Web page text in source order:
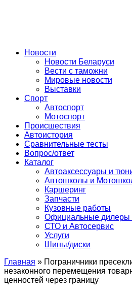
Сайт про автомобили
Новости
Новости Беларуси
Вести с таможни
Мировые новости
Выставки
Спорт
Автоспорт
Мотоспорт
Происшествия
Автоистория
Сравнительные тесты
Вопрос/ответ
Каталог
Автоакcессуары и
Автошколы и
Каршеринг
Запчасти
Кузовные работы
Официальные дилеры
СТО и Автосервис
Услуги
Шины/диски
Главная » Пограничники
незаконного перемещения
ценностей через границу